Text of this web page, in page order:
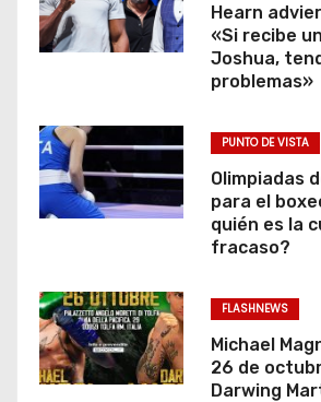
Hearn
«Si recibe
Joshua,
problemas»
PUNTO DE VISTA
Olimpiadas
para el
quién es la
fracaso?
FLASHNEWS
Michael
26 de
Darwing